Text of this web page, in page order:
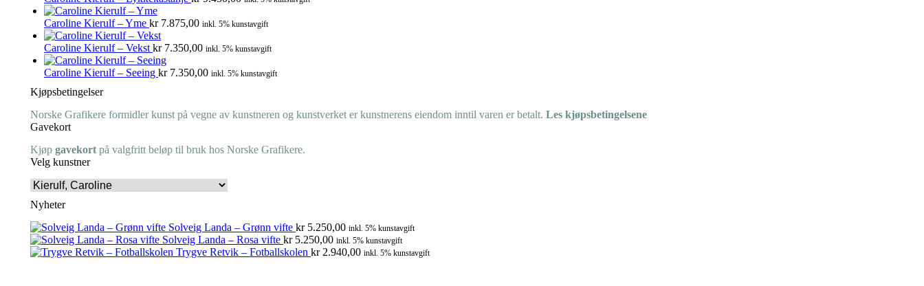
Caroline Kierulf – Yme kr7.875,00 inkl. 5% kunstavgift
Caroline Kierulf – Vekst kr7.350,00 inkl. 5% kunstavgift
Caroline Kierulf – Seeing kr7.350,00 inkl. 5% kunstavgift
Kjøpsbetingelser
Norske Grafikere formidler kunst på vegne av kunstneren og kunstverket er kunstnerens eiendom inntil varen er betalt. Les kjøpsbetingelsene
Gavekort
Kjøp gavekort på valgfritt beløp til bruk hos Norske Grafikere.
Velg kunstner
Nyheter
Solveig Landa – Grønn vifte kr5.250,00 inkl. 5% kunstavgift
Solveig Landa – Rosa vifte kr5.250,00 inkl. 5% kunstavgift
Trygve Retvik – Fotballskolen kr2.940,00 inkl. 5% kunstavgift